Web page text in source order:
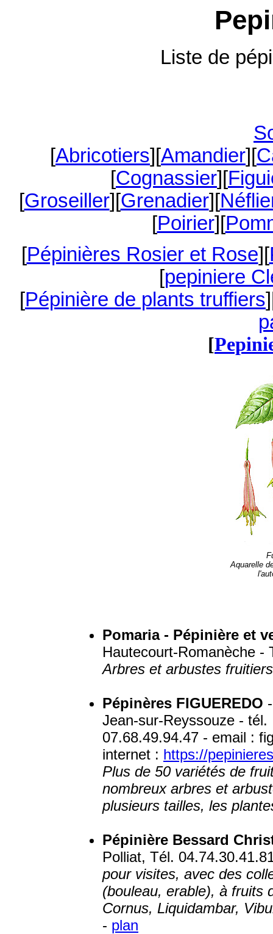
Liste de
[Abricotiers][Amandier][
[Cognassier][
[Groseiller][Grenadier][
[Poirier][
[Pépinières Rosier et Rose][
[pepiniere
[Pépinière de plants truffiers
[
Aquarelle
Pomaria - Pépinière et
Hautecourt-Romanèche
Arbres et arbustes
Pépinères FIGUEREDO
Jean-sur-Reyssouze - tél.
07.68.49.94.47 - email :
internet : https://
Plus de 50 variétés de
nombreux arbres et
plusieurs tailles, les
Pépinière Bessard
Polliat, Tél.
pour visites, avec des
(bouleau, erable), à fruits
Cornus, Liquidambar,
- plan